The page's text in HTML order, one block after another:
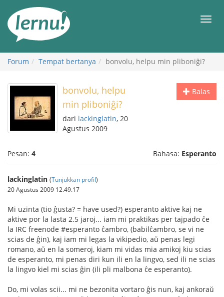
daftar
Forum Tempat bertanya bonvolu, helpu min pliboniĝi?
Balas
bonvolu, helpu
min pliboniĝi?
dari lackinglatin, 20
Agustus 2009
Pesan: 4 Bahasa: Esperanto
lackinglatin (Tunjukkan profil)
20 Agustus 2009 12.49.17
Mi uzinta (tio ĝusta? = have used?) esperanto aktive kaj ne
aktive por la lasta 2.5 jaroj... iam mi praktikas per tajpado ĉe
la IRC freenode #esperanto ĉambro, (babilĉambro, se vi ne
scias de ĝin), kaj iam mi legas la vikipedio, aŭ penas legi
romano, aŭ en la someroj, kiam mi vidas mia amikoj kiu scias
de esperanto, mi penas diri kun ili en la lingvo, sed ili ne scias
la lingvo kiel mi scias ĝin (ili pli malbona ĉe esperanto).
Do, mi volas scii... mi ne bezonita vortaro ĝis nun, kaj ankoraŭ